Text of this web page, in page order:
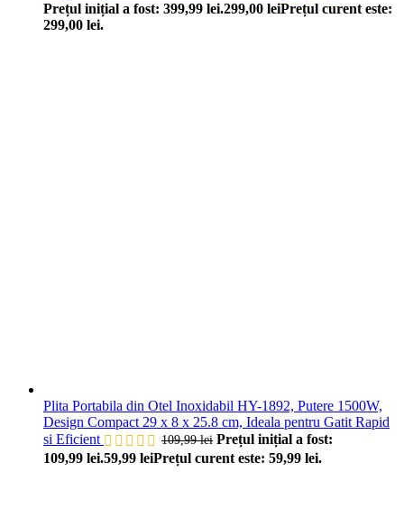
Prețul inițial a fost: 399,99 lei.299,00 leiPrețul curent este:
299,00 lei.
Plita Portabila din Otel Inoxidabil HY-1892, Putere 1500W,
Design Compact 29 x 8 x 25.8 cm, Ideala pentru Gatit Rapid
si Eficient
109,99lei Prețul inițial a fost:
109,99 lei.59,99 leiPrețul curent este: 59,99 lei.